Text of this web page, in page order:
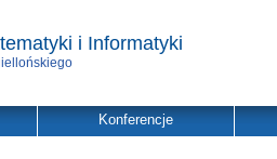
i Informatyki
Konferencje